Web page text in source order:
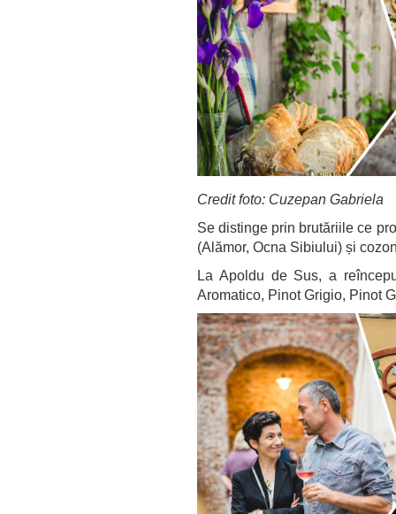
Credit foto: Cuzepan Gabriela
Se distinge prin brutăriile ce
(Alămor, Ocna Sibiului) și
La Apoldu de Sus, a
Aromatico, Pinot Grigio, Pinot